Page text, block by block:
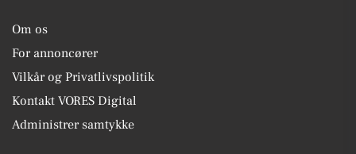
Om os
For annoncører
Vilkår og Privatlivspolitik
Kontakt VORES Digital
Administrer samtykke